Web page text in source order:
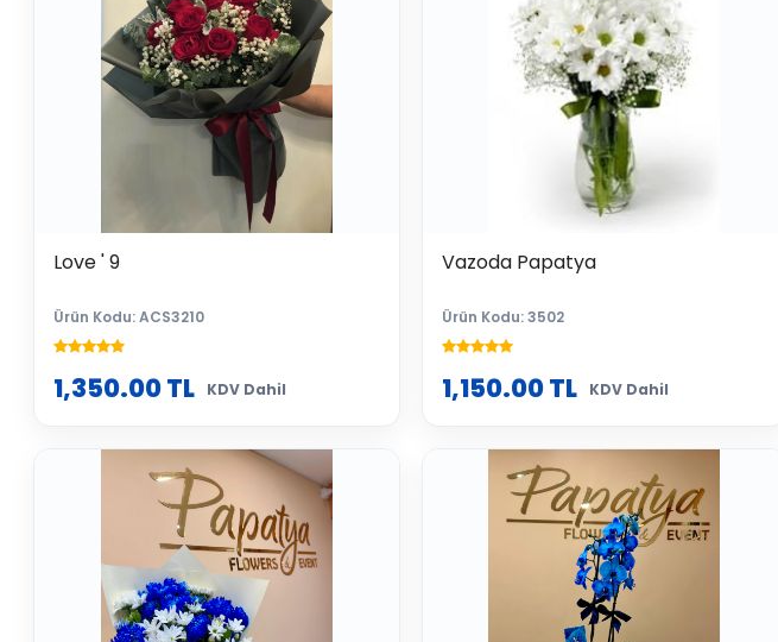
Love ' 9
Ürün Kodu: ACS3210
1,350.00TL KDV Dahil
Vazoda Papatya
Ürün Kodu: 3502
1,150.00TL KDV Dahil